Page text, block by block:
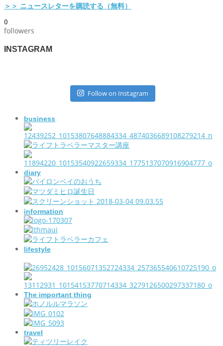
＞＞ ニュースレターを購読する（無料）
0
followers
INSTAGRAM
Follow on Instagram
business
diary
information
lifestyle
The important thing
travel